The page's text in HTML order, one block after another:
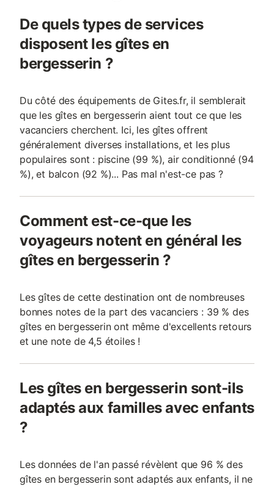
De quels types de services
disposent les gîtes en
bergesserin ?
Du côté des équipements de Gites.fr, il semblerait
que les gîtes en bergesserin aient tout ce que les
vacanciers cherchent. Ici, les gîtes offrent
généralement diverses installations, et les plus
populaires sont : piscine (99 %), air conditionné (94
%), et balcon (92 %)... Pas mal n'est-ce pas ?
Comment est-ce-que les
voyageurs notent en général les
gîtes en bergesserin ?
Les gîtes de cette destination ont de nombreuses
bonnes notes de la part des vacanciers : 39 % des
gîtes en bergesserin ont même d'excellents retours
et une note de 4,5 étoiles !
Les gîtes en bergesserin sont-ils
adaptés aux familles avec enfants
?
Les données de l'an passé révèlent que 96 % des
gîtes en bergesserin sont adaptés aux enfants, il ne